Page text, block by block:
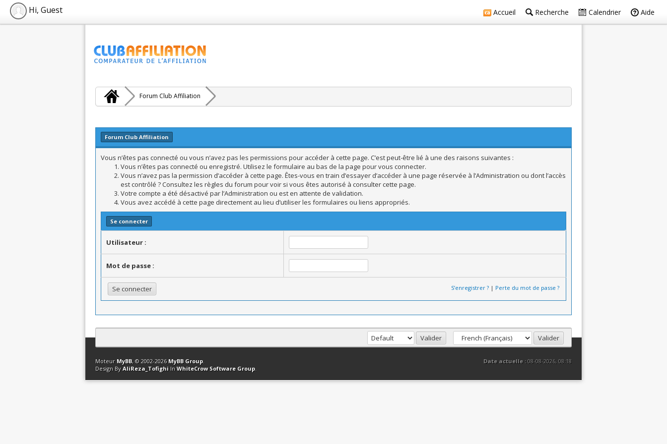
Accueil Recherche Calendrier Aide
Hi, Guest
Forum Club Affiliation
Forum Club Affiliation
Vous n’êtes pas connecté ou vous n’avez pas les permissions pour accéder à cette page. C’est peut-être lié à une des raisons suivantes :
Vous n’êtes pas connecté ou enregistré. Utilisez le formulaire au bas de la page pour vous connecter.
Vous n’avez pas la permission d’accéder à cette page. Êtes-vous en train d’essayer d’accéder à une page réservée à l’Administration ou dont l’accès
est contrôlé ? Consultez les règles du forum pour voir si vous êtes autorisé à consulter cette page.
Votre compte a été désactivé par l’Administration ou est en attente de validation.
Vous avez accédé à cette page directement au lieu d’utiliser les formulaires ou liens appropriés.
Se connecter
Utilisateur :
Mot de passe :
S’enregistrer ? | Perte du mot de passe ?
Contact Club Affiliation Retourner en haut Version bas-débit (Archivé) Syndication RSS
Date actuelle :08-08-2026, 08:18
Moteur MyBB, © 2002-2026 MyBB Group.
Design By AliReza_Tofighi In WhiteCrow Software Group.